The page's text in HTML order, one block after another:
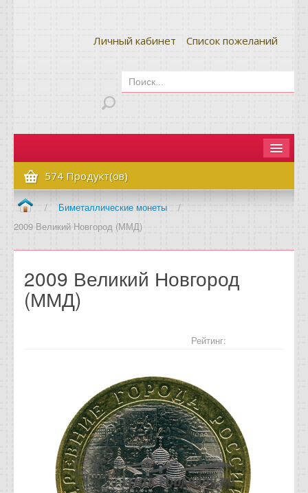
Личный кабинет Список пожеланий
Главная
Как сделать заказ
Оплата и доставка
Вопрос-ответ
Отзывы
574 Продукт(ов)
/ Биметаллические монеты
/
2009 Великий Новгород (ММД)
2009 Великий Новгород
(ММД)
Рейтинг: